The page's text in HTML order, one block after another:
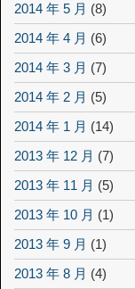
2014 年 5 月 (8)
2014 年 4 月 (6)
2014 年 3 月 (7)
2014 年 2 月 (5)
2014 年 1 月 (14)
2013 年 12 月 (7)
2013 年 11 月 (5)
2013 年 10 月 (1)
2013 年 9 月 (1)
2013 年 8 月 (4)